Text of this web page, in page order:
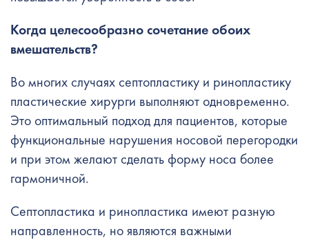
Когда целесообразно сочетание обоих
вмешательств?
Во многих случаях септопластику и ринопластику
пластические хирурги выполняют одновременно.
Это оптимальный подход для пациентов, которые
функциональные нарушения носовой перегородки
и при этом желают сделать форму носа более
гармоничной.
Септопластика и ринопластика имеют разную
направленность, но являются важными